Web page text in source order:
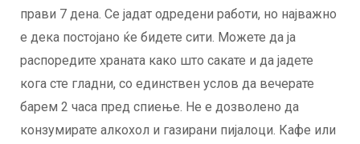
прави 7 дена. Се јадат одредени работи, но најважно
е дека постојано ќе бидете сити. Можете да ја
распоредите храната како што сакате и да јадете
кога сте гладни, со единствен услов да вечерате
барем 2 часа пред спиење. Не е дозволено да
конзумирате алкохол и газирани пијалоци. Кафе или